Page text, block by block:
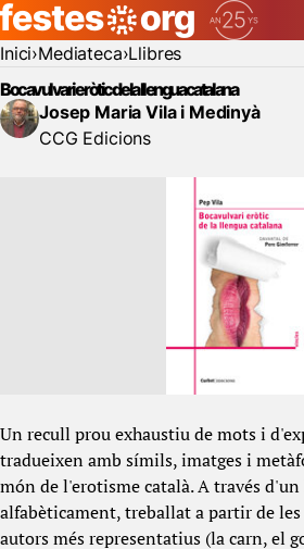
Inici Mediateca Llibres
Bocavulvari eròtic de la llengua catalana
Josep Maria Vila i Medinyà
CCG Edicions
Un recull prou exhaustiu de mots i
tradueixen amb símils, imatges i
món de l'erotisme català. A través
alfabèticament, treballat a partir de
autors més representatius (la carn, el